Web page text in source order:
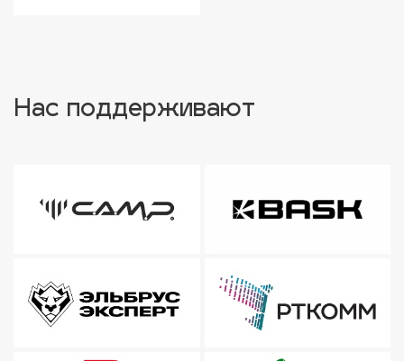
Нас поддерживают